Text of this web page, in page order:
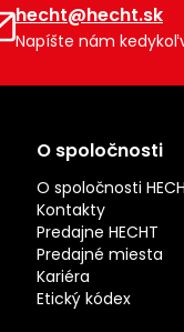
hecht@hecht.sk
Napíšte nám
O spoločnosti
O spoločnosti
Kontakty
Predajne HECHT
Predajné miesta
Kariéra
Etický kódex